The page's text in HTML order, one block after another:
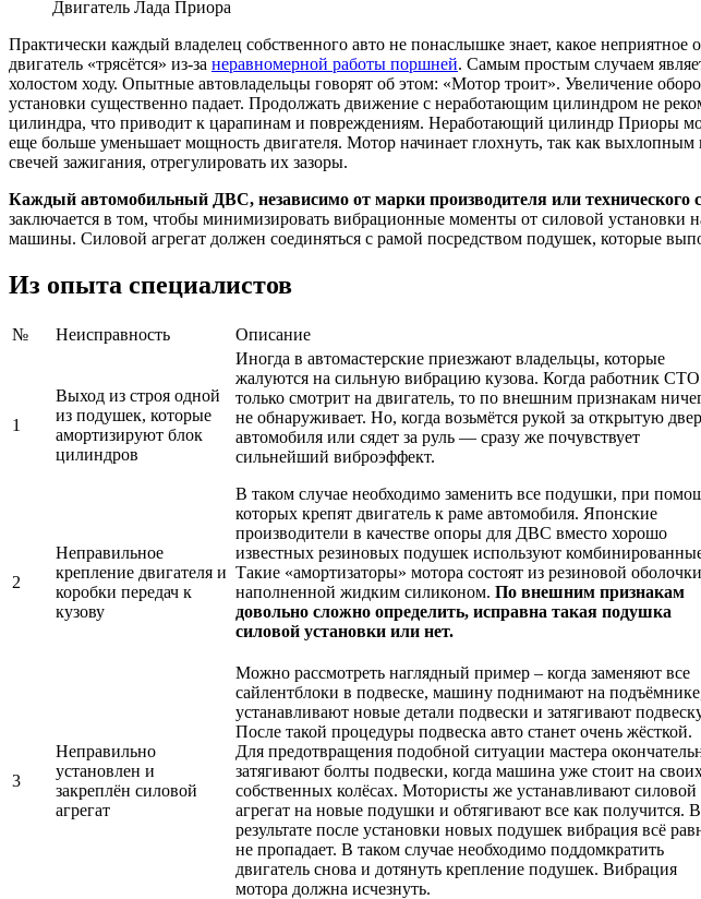
Двигатель Лада Приора
Практически каждый владелец собственного авто не понаслышке знает, какое
двигатель «трясётся» из-за неравномерной работы поршней. Самым простым случаем
холостом ходу. Опытные автовладельцы говорят об этом: «Мотор троит». Увеличение
установки существенно падает. Продолжать движение с неработающим цилиндром не
цилиндра, что приводит к царапинам и повреждениям. Неработающий цилиндр Приоры
еще больше уменьшает мощность двигателя. Мотор начинает глохнуть, так как
свечей зажигания, отрегулировать их зазоры.
Каждый автомобильный ДВС, независимо от марки производителя или технического
заключается в том, чтобы минимизировать вибрационные моменты от силовой установки
машины. Силовой агрегат должен соединяться с рамой посредством подушек, которые
Из опыта специалистов
№ Неисправность Описание
1
Выход из строя одной
из подушек, которые
амортизируют блок
цилиндров
Иногда в автомастерские приезжают владельцы, которые
жалуются на сильную вибрацию кузова. Когда работник СТО
только смотрит на двигатель, то по внешним признакам
не обнаруживает. Но, когда возьмётся рукой за открытую
автомобиля или сядет за руль — сразу же почувствует
сильнейший виброэффект.
В таком случае необходимо заменить все подушки, при
которых крепят двигатель к раме автомобиля. Японские
производители в качестве опоры для ДВС вместо хорошо
известных резиновых подушек используют
Такие «амортизаторы» мотора состоят из резиновой
наполненной жидким силиконом. По внешним признакам
довольно сложно определить, исправна такая подушка
силовой установки или нет.
2
Неправильное
крепление двигателя и
коробки передач к
кузову
3
Неправильно
установлен и
закреплён силовой
агрегат
Можно рассмотреть наглядный пример – когда заменяют все
сайлентблоки в подвеске, машину поднимают на
устанавливают новые детали подвески и затягивают
После такой процедуры подвеска авто станет очень жёсткой.
Для предотвращения подобной ситуации мастера
затягивают болты подвески, когда машина уже стоит на
собственных колёсах. Мотористы же устанавливают силовой
агрегат на новые подушки и обтягивают все как получится. В
результате после установки новых подушек вибрация всё
не пропадает. В таком случае необходимо поддомкратить
двигатель снова и дотянуть крепление подушек. Вибрация
мотора должна исчезнуть.